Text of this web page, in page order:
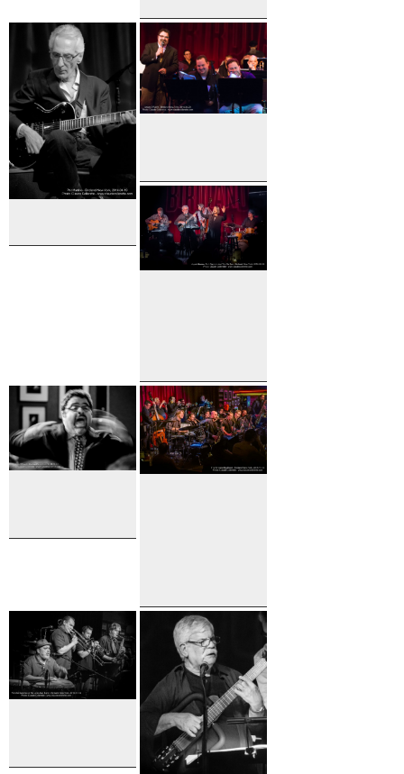
Hilary
Gardner
Arturo
O'Farrill
Dori
Caymmi
and Joyce
Moreno
The
Birdland Big
Band with
Tommy
Igoe